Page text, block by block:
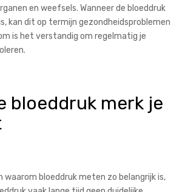
en weefsels. Wanneer de bloeddruk
kan dit op termijn gezondheidsproblemen
is het verstandig om regelmatig je
bloeddruk merk je
waarom bloeddruk meten zo belangrijk is,